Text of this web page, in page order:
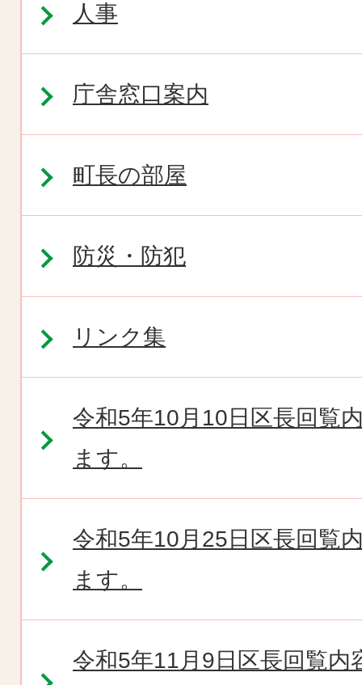
人事
庁舎窓口案内
町長の部屋
防災・防犯
リンク集
令和5年10月10日区長回覧
ます。
令和5年10月25日区長回覧
ます。
令和5年11月9日区長回覧